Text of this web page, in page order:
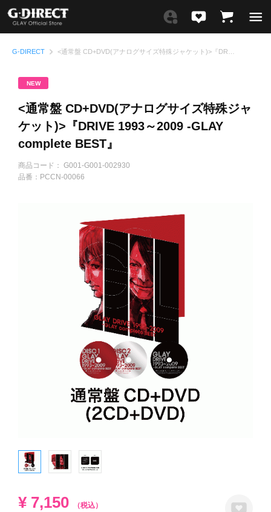
G-DIRECT
NEW
<通常盤 CD+DVD(アナログサイズ特殊ジャ
ケット)>『DRIVE 1993～2009 -GLAY
complete BEST』
商品コード： G001-G001-002930
品番： PCCN-00066
¥ 7,150
（税込）